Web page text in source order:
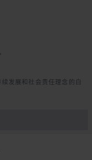
1
发展和社会责任理念的白
6 7
SLIDE 8
SLIDE 9
TO SLIDE 10